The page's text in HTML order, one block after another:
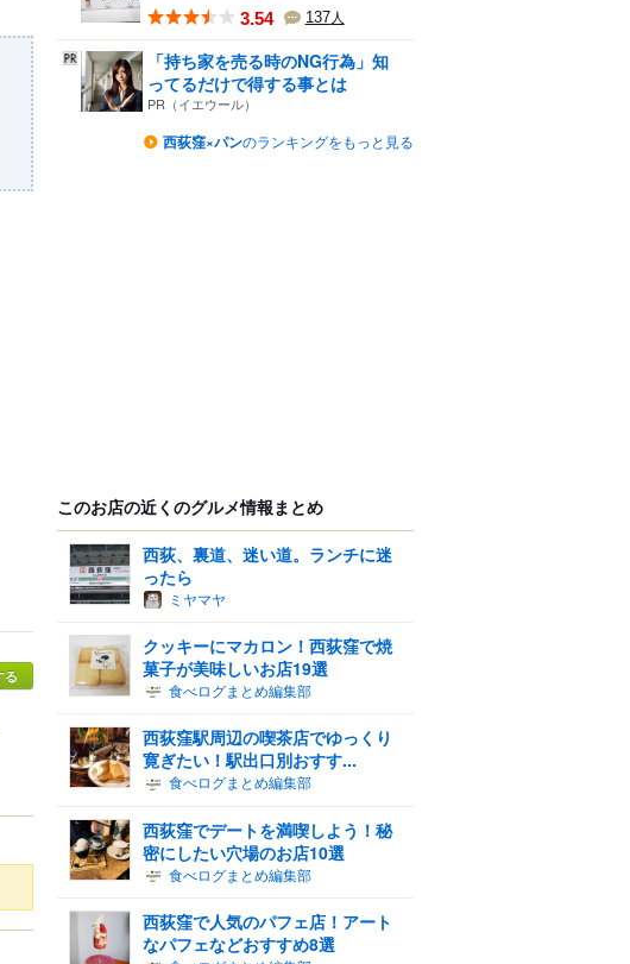
る
3.54 137人
「持ち家を売る時のNG行為」知
ってるだけで得する事とは
PR（イエウール）
西荻窪×パンのランキングをもっと見る
このお店の近くのグルメ情報まとめ
西荻、裏道、迷い道。ランチに迷
ったら
ミヤマヤ
クッキーにマカロン！西荻窪で焼
菓子が美味しいお店19選
食べログまとめ編集部
西荻窪駅周辺の喫茶店でゆっくり
寛ぎたい！駅出口別おすす...
食べログまとめ編集部
西荻窪でデートを満喫しよう！秘
密にしたい穴場のお店10選
食べログまとめ編集部
西荻窪で人気のパフェ店！アート
なパフェなどおすすめ8選